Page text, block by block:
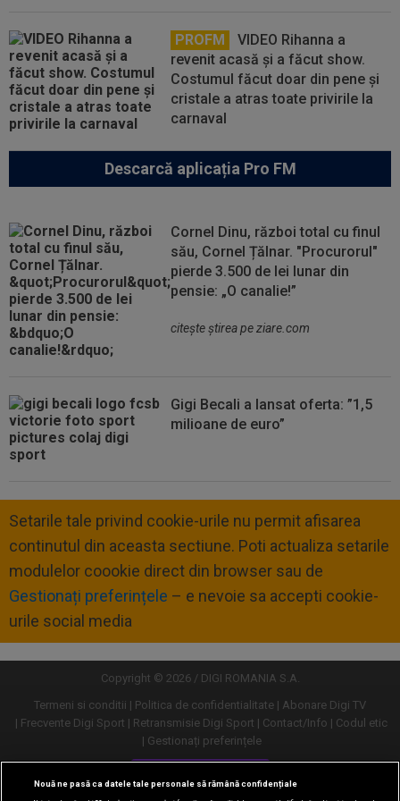
PROFM
VIDEO Rihanna a
revenit acasă și a făcut show.
Costumul făcut doar din pene și
cristale a atras toate privirile la
carnaval
Descarcă aplicația Pro FM
Cornel Dinu, război total cu finul
său, Cornel Țălnar. "Procurorul"
pierde 3.500 de lei lunar din
pensie: „O canalie!”
citeşte ştirea pe ziare.com
Gigi Becali a lansat oferta: ”1,5
milioane de euro”
Setarile tale privind cookie-urile nu permit afisarea
continutul din aceasta sectiune. Poti actualiza setarile
modulelor coookie direct din browser sau de
Gestionați preferințele – e nevoie sa accepti cookie-
urile social media
Copyright © 2026 / DIGI ROMANIA S.A.
Termeni si conditii
Politica de confidentialitate
Abonare Digi TV
Frecvente Digi Sport
Retransmisie Digi Sport Contact/Info
Codul etic
Gestionați preferințele
Versiune desktop
Nouă ne pasă ca datele tale personale să rămână confidențiale